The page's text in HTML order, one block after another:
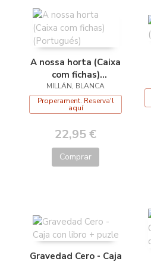
A nossa horta (Caixa
com fichas)
(Portugués)
MILLÁN, BLANCA
Properament. Reserva'l
aquí
22,95 €
Comprar
Gravedad Cero - Caja